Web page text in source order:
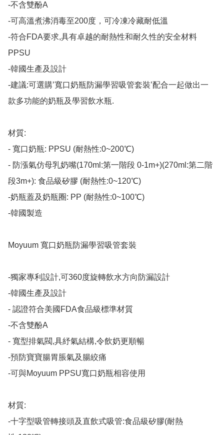
-不含雙酚A
-可高溫煮沸消毒至200度，可冷凍冷藏耐低溫
-符合FDA要求,具有卓越的耐熱性和耐久性的安全材料
PPSU
-韓國生產及設計
-建議:可選購’寬口奶瓶防漏學習吸管套裝’配合一起做出一
款多功能的奶瓶及學習飲水瓶.
材質:
- 寬口奶瓶: PPSU (耐熱性:0~200℃)
- 防漲氣仿母乳奶嘴(170ml:第一階段 0-1m+)(270ml:第二階
段3m+): 食品級矽膠 (耐熱性:0~120℃)
-奶瓶蓋及奶瓶圈: PP (耐熱性:0~100℃)
-韓國製造​
Moyuum 寬口奶瓶防漏學習吸管套裝
-獨家專利設計,可360度旋轉飲水方向防漏設計
-韓國生產及設計
- 認證符合美國FDA食品級標準材質
-不含雙酚A
- 寬型排氣閥,具紓氣結構,令飲奶更順暢
-預防寶寶腸胃脹氣及腸絞痛
-可與Moyuum PPSU寬口奶瓶相容使用
材質:
-十字型吸管轉接頭及直飲式吸管:食品級矽膠(耐熱